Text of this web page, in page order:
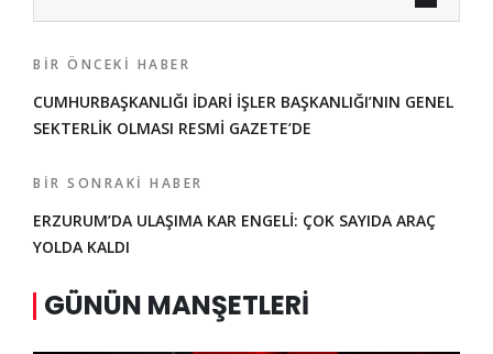
BIR ÖNCEKI HABER
CUMHURBAŞKANLIĞI İDARİ İŞLER BAŞKANLIĞI’NIN GENEL
SEKTERLİK OLMASI RESMİ GAZETE’DE
BIR SONRAKI HABER
ERZURUM’DA ULAŞIMA KAR ENGELİ: ÇOK SAYIDA ARAÇ
YOLDA KALDI
GÜNÜN MANŞETLERI